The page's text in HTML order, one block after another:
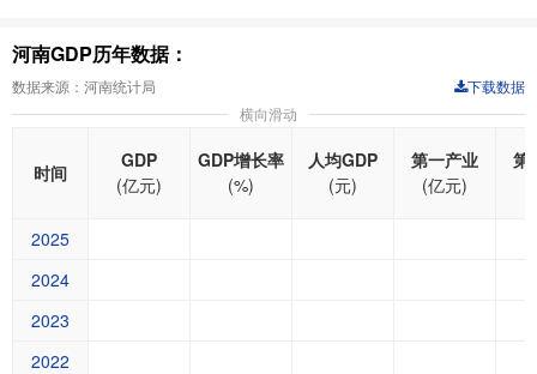
河南GDP历年数据：
数据来源：河南统计局
下载数据
横向滑动
时间
GDP
(亿元)
GDP增长率
(%)
人均GDP
(元)
第一产业
(亿元)
第
2025
2024
2023
2022